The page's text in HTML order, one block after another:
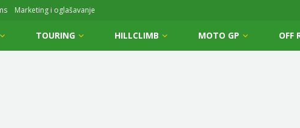
Marketing i oglašavanje
TOURING HILLCLIMB MOTO GP OFF